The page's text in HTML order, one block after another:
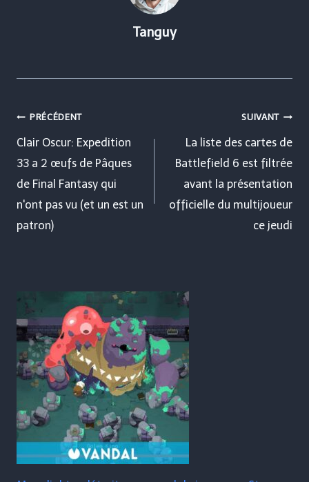
Tanguy
Navigation
de
l’article
PRÉCÉDENT
Clair Oscur: Expedition
33 a 2 œufs de Pâques
de Final Fantasy qui
n'ont pas vu (et un est un
patron)
SUIVANT
La liste des cartes de
Battlefield 6 est filtrée
avant la présentation
officielle du multijoueur
ce jeudi